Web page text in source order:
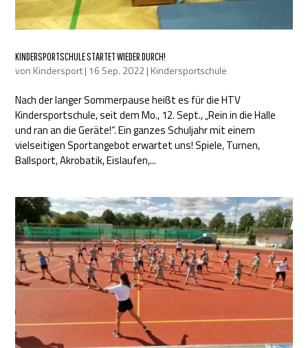
KINDERSPORTSCHULE STARTET WIEDER DURCH!
von Kindersport| 16 Sep. 2022| Kindersportschule
Nach der langer Sommerpause heißt es für die HTV
Kindersportschule, seit dem Mo., 12. Sept., „Rein in die Halle
und ran an die Geräte!“. Ein ganzes Schuljahr mit einem
vielseitigen Sportangebot erwartet uns! Spiele, Turnen,
Ballsport, Akrobatik, Eislaufen,...